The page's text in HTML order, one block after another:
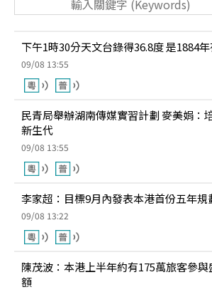
下午1時30分天文台錄得36.8度 是1884
09/08 13:55
民青局舉辦湖南傳媒實習計劃 麥美娟：
新生代
09/08 13:55
李家超：目標9月內發表本港首份五年規
09/08 13:22
陳茂波：本港上半年約有175萬旅客參
額